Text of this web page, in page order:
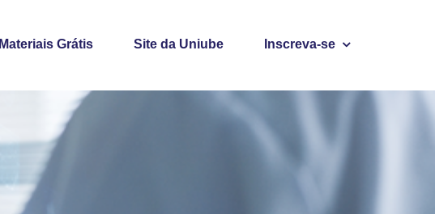
Materiais Grátis Site da Uniube Inscreva-se